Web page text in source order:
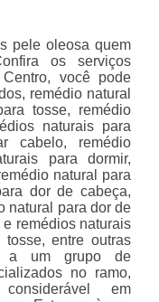
pele oleosa quem
os serviços
você pode
remédio natural
tosse, remédio
naturais para
cabelo, remédio
para dormir,
natural para
dor de cabeça,
natural para dor de
remédios naturais
entre outras
a um grupo de
no ramo,
em